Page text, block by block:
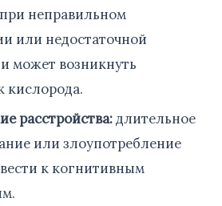
при неправильном
или недостаточной
может возникнуть
кислорода.
расстройства:длительное
или злоупотребление
к когнитивным